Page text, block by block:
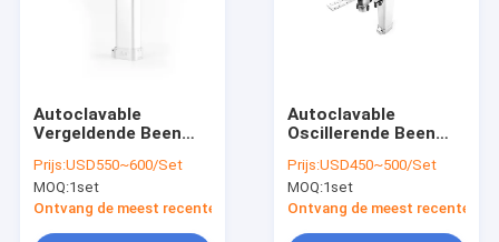
Autoclavable
Vergeldende Been
Medische Chirurgie
Prijs:USD550~600/Set
MOQ:1set
Ontvang de meest recente Prijs
Autoclavable
Oscillerende Been
18000rpm Ruijin
Prijs:USD450~500/Set
MOQ:1set
Ontvang de meest recente